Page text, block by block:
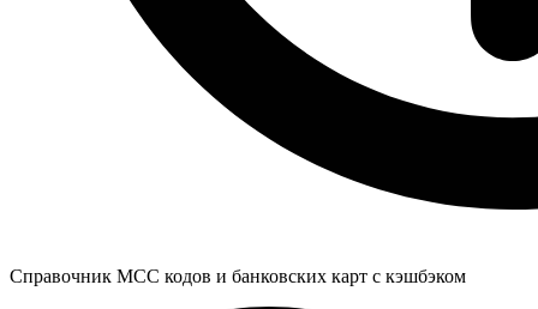
Справочник MCC кодов и банковских карт с кэшбэком